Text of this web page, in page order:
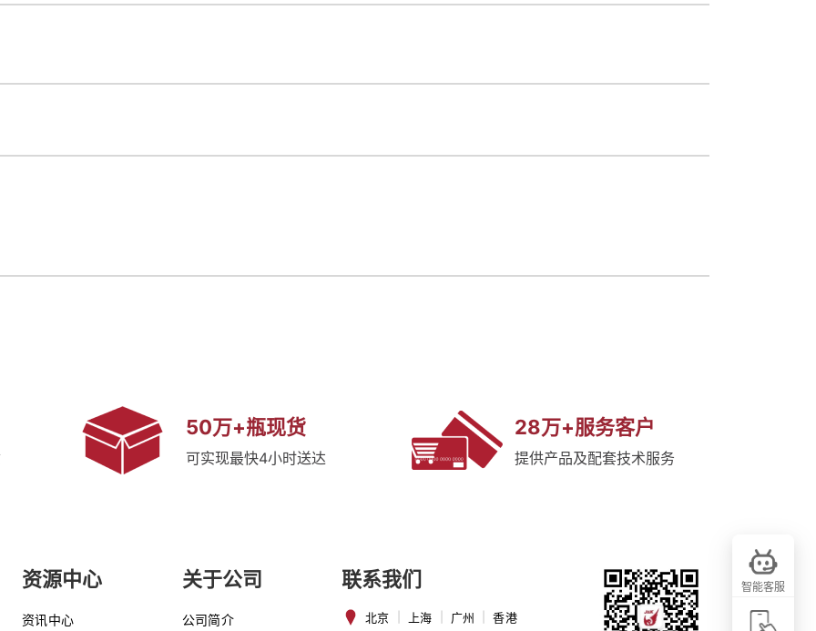
50万+瓶现货
可实现最快4小时送达
28万+服务客户
提供产品及配套技术服务
资源中心
资讯中心
关于公司
公司简介
联系我们
北京 上海 广州 香港
智能客服